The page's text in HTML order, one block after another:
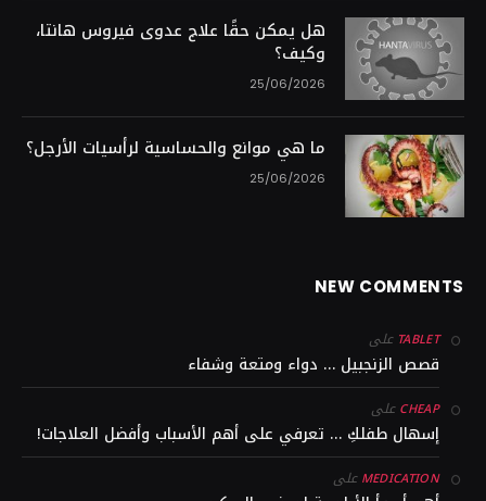
هل يمكن حقًا علاج عدوى فيروس هانتا،
وكيف؟
25/06/2026
ما هي موانع والحساسية لرأسيات الأرجل؟
25/06/2026
NEW COMMENTS
TABLET على
قصص الزنجبيل … دواء ومتعة وشفاء
CHEAPعلى
إسهال طفلكِ … تعرفي على أهم الأسباب وأفضل العلاجات!
MEDICATIONعلى